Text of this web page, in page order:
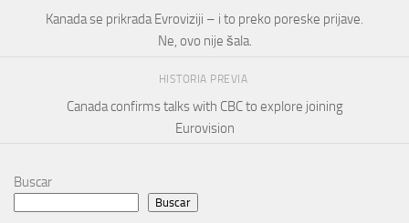
Kanada se prikrada Evroviziji – i to preko poreske prijave.
Ne, ovo nije šala.
HISTORIA PREVIA
Canada confirms talks with CBC to explore joining
Eurovision
Buscar
Buscar